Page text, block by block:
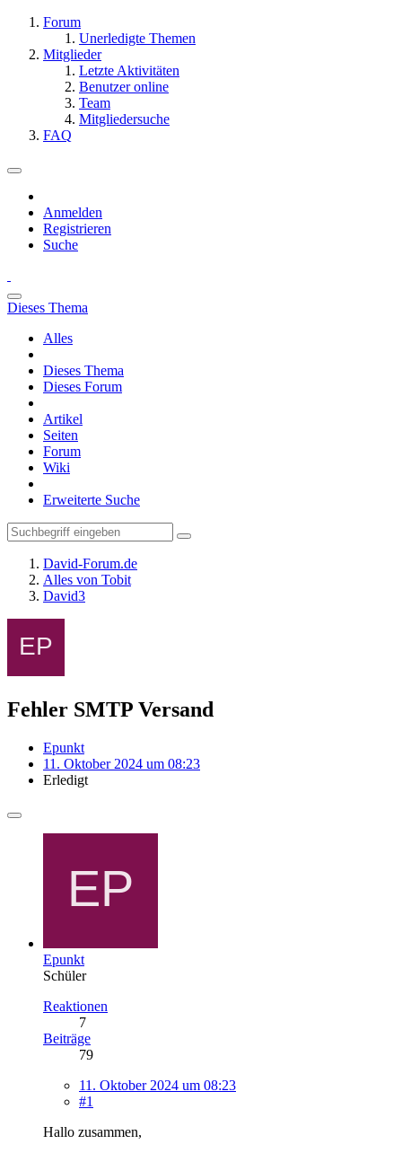
Forum
Unerledigte Themen
Mitglieder
Letzte Aktivitäten
Benutzer online
Team
Mitgliedersuche
FAQ
Anmelden
Registrieren
Suche
Dieses Thema
Alles
Dieses Thema
Dieses Forum
Artikel
Seiten
Forum
Wiki
Erweiterte Suche
David-Forum.de
Alles von Tobit
David3
Fehler SMTP Versand
Epunkt
11. Oktober 2024 um 08:23
Erledigt
Epunkt
Schüler
Reaktionen
7
Beiträge
79
11. Oktober 2024 um 08:23
#1
Hallo zusammen,